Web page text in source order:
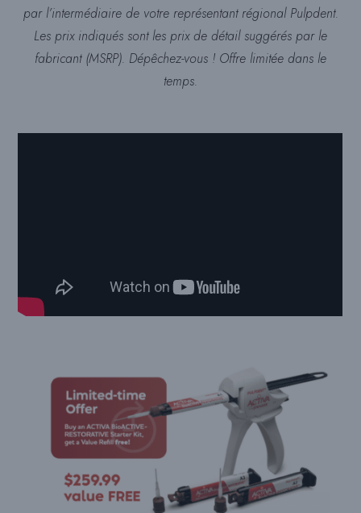
par l’intermédiaire de votre représentant régional Pulpdent.
Les prix indiqués sont les prix de détail suggérés par le
fabricant (MSRP). Dépêchez-vous ! Offre limitée dans le
temps.